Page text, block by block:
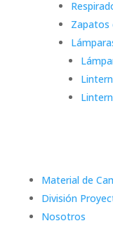
Zapatos
Material de
División
Nosotros